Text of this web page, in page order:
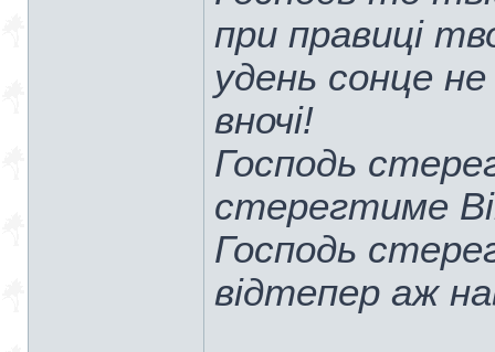
при правиці
удень сонце
вночі!
Господь
стерегтиме
Господь
відтепер аж